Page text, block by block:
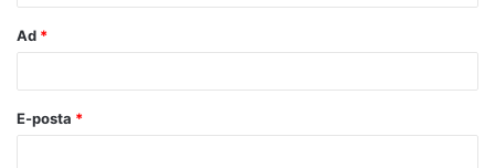
Ad *
E-posta *